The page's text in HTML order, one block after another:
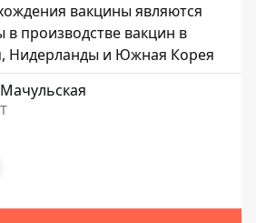
вакцины являются
производстве вакцин в
Нидерланды и Южная Корея